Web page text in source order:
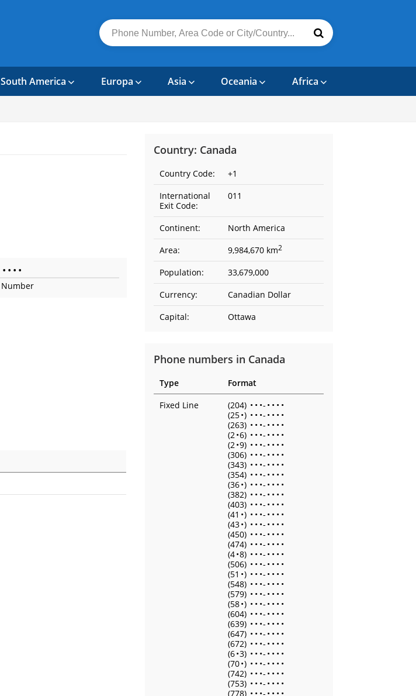
South America Europa Asia Oceania Africa
• • • •
Number
Country: Canada
Country Code:
+1
International
Exit Code:
011
Continent:
North America
Area:
9,984,670 km2
Population:
33,679,000
Currency:
Canadian Dollar
Capital:
Ottawa
Phone numbers in Canada
Type
Format
Fixed Line
(204) • • •- • • • •
(25•) • • •- • • • •
(263) • • •- • • • •
(2•6) • • •- • • • •
(2•9) • • •- • • • •
(306) • • •- • • • •
(343) • • •- • • • •
(354) • • •- • • • •
(36•) • • •- • • • •
(382) • • •- • • • •
(403) • • •- • • • •
(41 •) • • •- • • • •
(43•) • • •- • • • •
(450) • • •- • • • •
(474) • • •- • • • •
(4•8) • • •- • • • •
(506) • • •- • • • •
(51 •) • • •- • • • •
(548) • • •- • • • •
(579) • • •- • • • •
(58•) • • •- • • • •
(604) • • •- • • • •
(639) • • •- • • • •
(647) • • •- • • • •
(672) • • •- • • • •
(6•3) • • •- • • • •
(70•) • • •- • • • •
(742) • • •- • • • •
(753) • • •- • • • •
(778) • • •- • • • •